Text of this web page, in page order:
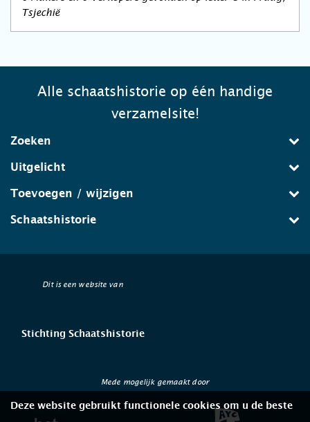
Tsjechië
Alle schaatshistorie op één handige
verzamelsite!
Zoeken
Uitgelicht
Toevoegen / wijzigen
Schaatshistorie
Dit is een website van
Stichting Schaatshistorie
Mede mogelijk gemaakt door
Deze website gebruikt functionele cookies om u de beste